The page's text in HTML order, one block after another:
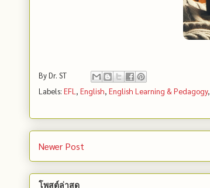
ByDr. ST
Labels: EFL , English, English Learning & Pedagogy,
Newer Post
โพสต์ล่าสุด